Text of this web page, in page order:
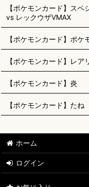
【ポケモンカード】ス
vs レックウザVMAX
【ポケモンカード】ポケ
【ポケモンカード】レア
【ポケモンカード】炎
【ポケモンカード】たね
ホーム
ログイン